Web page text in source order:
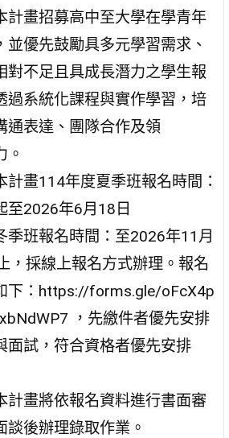
計畫招募高中至大學在學青年
並優先鼓勵具多元學習需求、
對不足且具成長潛力之學生報
過系統化課程與實作學習，培
通表達、團隊合作及領
。
計畫114年度夏季班報名時間：
至2026年6月18日
季班報名時間：至2026年11月
，採線上報名方式辦理。報名
下：https://forms.gle/oFcX4p
，先繳件者優先安排
面試，符合資格者優先安排
計畫將依報名資料進行書面審
談後辦理錄取作業。